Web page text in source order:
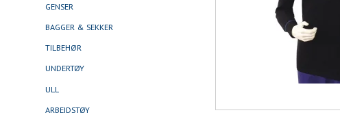
GENSER
BAGGER & SEKKER
TILBEHØR
UNDERTØY
ULL
ARBEIDSTØY